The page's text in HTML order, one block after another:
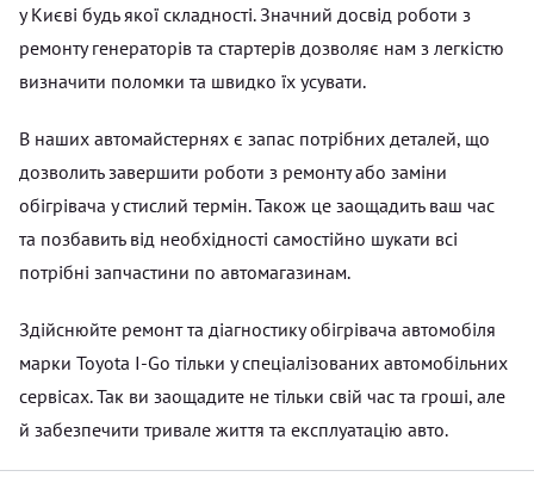
у Києві будь якої складності. Значний досвід роботи з
ремонту генераторів та стартерів дозволяє нам з легкістю
визначити поломки та швидко їх усувати.
В наших автомайстернях є запас потрібних деталей, що
дозволить завершити роботи з ремонту або заміни
обігрівача у стислий термін. Також це заощадить ваш час
та позбавить від необхідності самостійно шукати всі
потрібні запчастини по автомагазинам.
Здійснюйте ремонт та діагностику обігрівача автомобіля
марки Toyota I-Go тільки у спеціалізованих автомобільних
сервісах. Так ви заощадите не тільки свій час та гроші, але
й забезпечити тривале життя та експлуатацію авто.